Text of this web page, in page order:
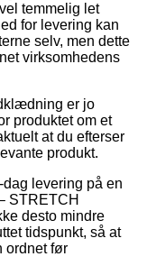
temmelig let
for levering kan
selv, men dette
virksomhedens
er jo
produktet om et
at du efterser
produkt.
levering på en
STRETCH
desto mindre
tidspunkt, så at
ordnet før